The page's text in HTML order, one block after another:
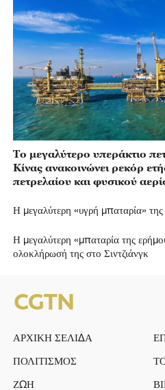
Το μεγαλύτερο υπεράκτιο
Κίνας ανακοινώνει ρεκόρ
πετρελαίου και φυσικού
Η μεγαλύτερη «υγρή μπαταρία» της
Η μεγαλύτερη «μπαταρία της
ολοκλήρωσή της στο Σιντζιάνγκ
ΑΡΧΙΚΗ ΣΕΛΙΔΑ
ΠΟΛΙΤΙΣΜΟΣ
ΖΩΗ